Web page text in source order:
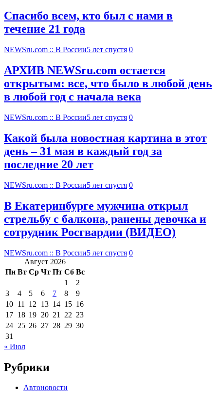
Спасибо всем, кто был с нами в
течение 21 года
NEWSru.com :: В России5 лет спустя 0
АРХИВ NEWSru.com остается
открытым: все, что было в любой день
в любой год с начала века
NEWSru.com :: В России5 лет спустя 0
Какой была новостная картина в этот
день – 31 мая в каждый год за
последние 20 лет
NEWSru.com :: В России5 лет спустя 0
В Екатеринбурге мужчина открыл
стрельбу с балкона, ранены девочка и
сотрудник Росгвардии (ВИДЕО)
NEWSru.com :: В России5 лет спустя 0
Август 2026
Пн Вт Ср Чт Пт Сб Вс
1
2
3
4 5 6 7 8
9
10 11 12 13 14 15 16
17 18 19 20 21 22 23
24 25 26 27 28 29 30
31
« Июл
Рубрики
Автоновости